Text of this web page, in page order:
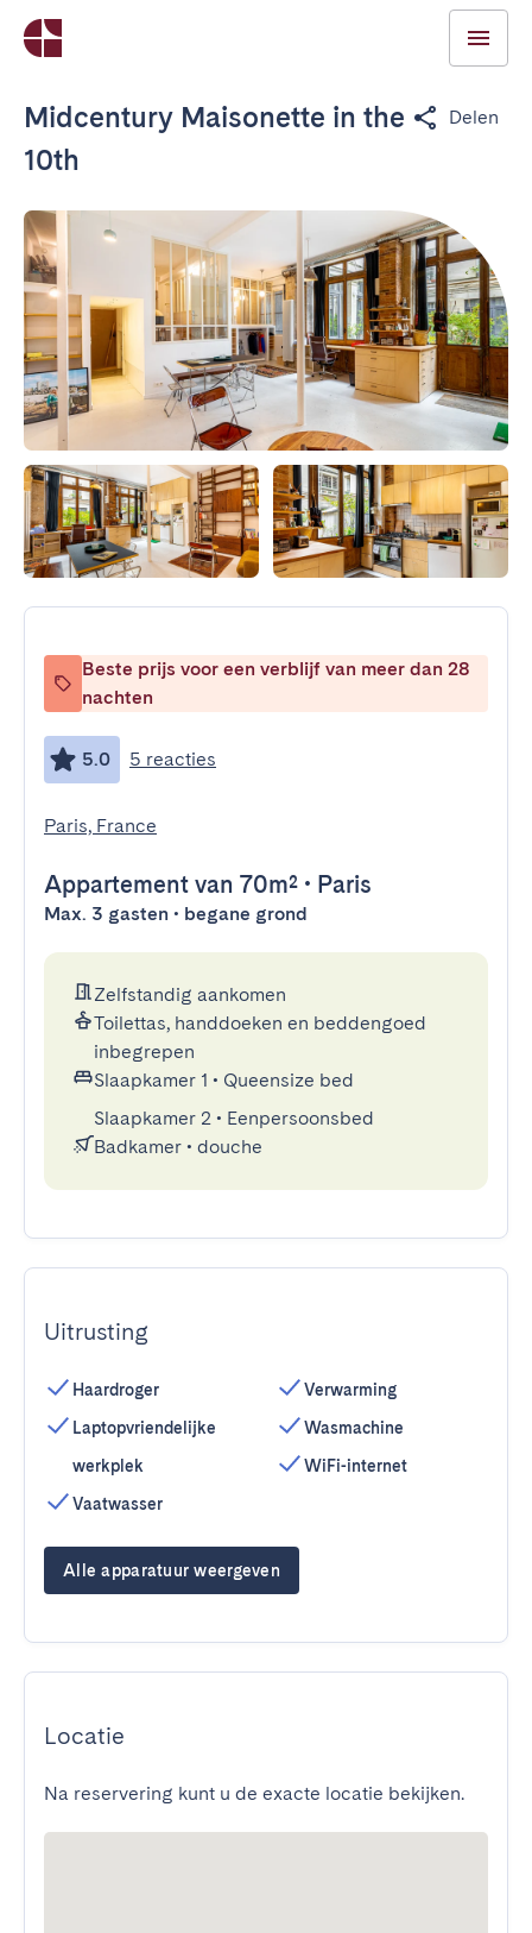
Midcentury Maisonette in the
10th
Delen
Beste prijs voor een verblijf van meer dan 28
nachten
5.0 5 reacties
Paris, France
Appartement van 70m² • Paris
Max. 3 gasten • begane grond
Zelfstandig aankomen
Toilettas, handdoeken en beddengoed
inbegrepen
Slaapkamer 1 • Queensize bed
Slaapkamer 2 • Eenpersoonsbed
Badkamer • douche
Uitrusting
Haardroger
Laptopvriendelijke
werkplek
Vaatwasser
Verwarming
Wasmachine
WiFi-internet
Alle apparatuur weergeven
Locatie
Na reservering kunt u de exacte locatie bekijken.